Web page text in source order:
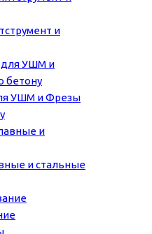
и
УШМ и Фрезы
и стальные